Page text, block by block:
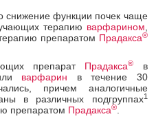
снижение функции почек чаще
терапию варфарином,
препаратом Прадакса®
препарат Прадакса®
в
варфарин в течение 30
причем аналогичные
в различных подгруппах1
препаратом Прадакса®.